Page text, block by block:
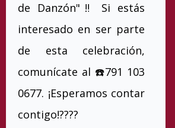
de Danzón"‼️ Si estás
interesado en ser parte
de esta celebración,
comunícate al ☎️791 103
0677. ¡Esperamos contar
contigo!????